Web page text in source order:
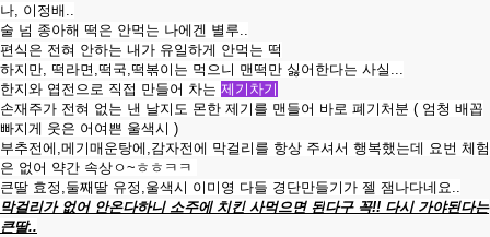
나, 이정배..
술 넘 종아해 떡은 안먹는 나에겐 별루..
편식은 전혀 안하는 내가 유일하게 안먹는 떡
하지만, 떡라면,떡국,떡볶이는 먹으니 맨떡만 싫어한다는 사실...
한지와 엽전으로 직접 만들어 차는 제기차기
손재주가 전혀 없는 낸 날지도 몬한 제기를 맨들어 바로 폐기처분 ( 엄청 배꼽
빠지게 웃은 어여쁜 울색시 )
부추전에,메기매운탕에,감자전에 막걸리를 항상 주셔서 행복했는데 요번 체험
은 없어 약간 속상ㅇ~ㅎㅎㅋㅋ
큰딸 효정,둘째딸 유정,울색시 이미영 다들 경단만들기가 젤 잼나다네요..
막걸리가 없어 안온다하니 소주에 치킨 사먹으면 된다구 꼭!! 다시 가야된다는
큰딸..